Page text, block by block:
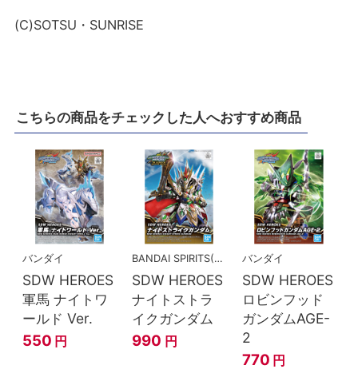
(C)SOTSU・SUNRISE
こちらの商品をチェックした人へおすすめ商品
バンダイ
SDW HEROES
軍馬 ナイトワ
ールド Ver.
550 円
BANDAI SPIRITS(バンダイスピリッツ)
SDW HEROES
ナイトストラ
イクガンダム
990 円
バンダイ
SDW HEROES
ロビンフッド
ガンダムAGE-
2
770 円